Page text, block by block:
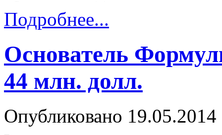
Подробнее...
Основатель
44 млн. долл.
Опубликовано